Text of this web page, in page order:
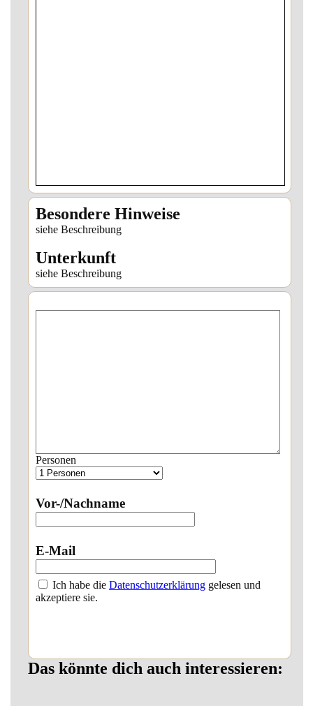
Besondere Hinweise
siehe Beschreibung
Unterkunft
siehe Beschreibung
Personen
Vor-/Nachname
E-Mail
Ich habe die Datenschutzerklärunggelesen und
akzeptiere sie.
Das könnte dich auch interessieren: